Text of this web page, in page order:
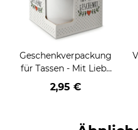
Geschenkverpackung
für Tassen - Mit Liebe
geschenkt
2,95 €